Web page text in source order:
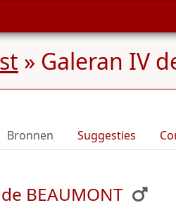
» Galeran IV
Bronnen Suggesties
BEAUMONT